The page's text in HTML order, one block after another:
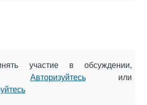
участие в обсуждении,
Авторизуйтесьили